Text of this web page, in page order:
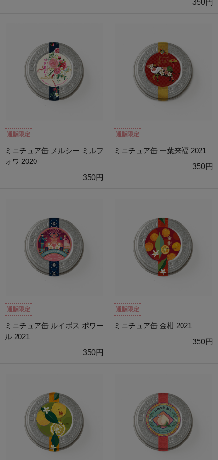
350円
通販限定
ミニチュア缶 メルシー ミルフ
ォワ 2020
350円
通販限定
ミニチュア缶 一葉来福 2021
350円
通販限定
ミニチュア缶 ルイボス ポワー
ル 2021
350円
通販限定
ミニチュア缶 金柑 2021
350円